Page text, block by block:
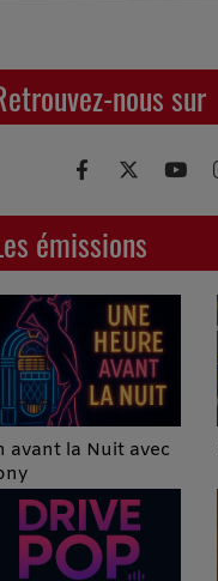
nous sur
émissions
avant la Nuit avec